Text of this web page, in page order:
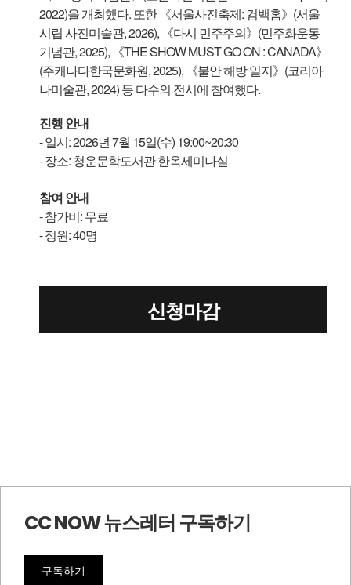
2022)을 개최했다. 또한 《서울사진축제: 컴백홈》(서울
시립 사진미술관, 2026), 《다시 민주주의》(민주화운동
기념관, 2025), 《THE SHOW MUST GO ON : CANADA》
(주캐나다한국문화원, 2025), 《불안 해방 일지》(코리아
나미술관, 2024) 등 다수의 전시에 참여했다.
진행 안내
- 일시: 2026년 7월 15일(수) 19:00~20:30
- 장소: 청운문학도서관 한옥세미나실
참여 안내
- 참가비: 무료
-정원: 40명
신청마감
CC NOW 뉴스레터 구독하기
구독하기